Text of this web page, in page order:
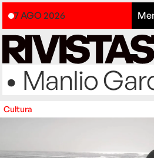
7 AGO 2026
• Manlio
Cultura